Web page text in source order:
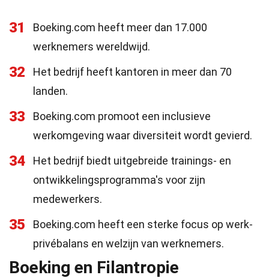
31
Boeking.com heeft meer dan 17.000
werknemers wereldwijd.
32
Het bedrijf heeft kantoren in meer dan 70
landen.
33
Boeking.com promoot een inclusieve
werkomgeving waar diversiteit wordt gevierd.
34
Het bedrijf biedt uitgebreide trainings- en
ontwikkelingsprogramma's voor zijn
medewerkers.
35
Boeking.com heeft een sterke focus op werk-
privébalans en welzijn van werknemers.
Boeking en Filantropie